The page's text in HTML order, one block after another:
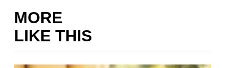
MORE
LIKE THIS